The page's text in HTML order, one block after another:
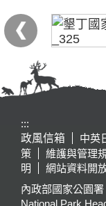
:::
政風信箱
中英
策
維護與管理
明
網站資料開
內政部國家公園
National Park